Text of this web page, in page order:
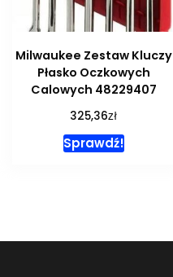
Milwaukee Zestaw Kluczy
Płasko Oczkowych
Calowych 48229407
325,36zł
Sprawdź!